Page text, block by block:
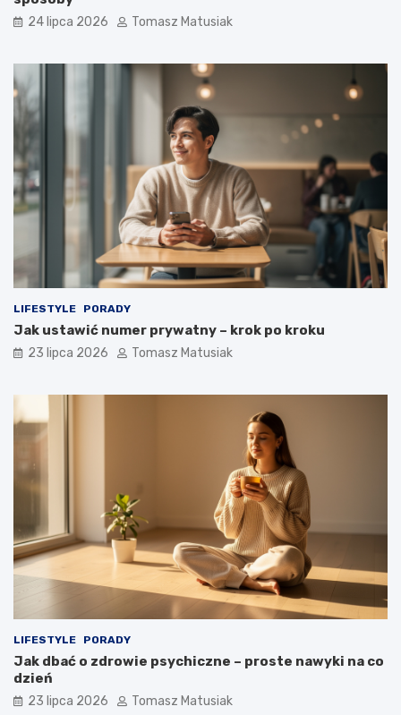
24 lipca 2026 Tomasz Matusiak
LIFESTYLE PORADY
Jak ustawić numer prywatny – krok po kroku
23 lipca 2026 Tomasz Matusiak
LIFESTYLE PORADY
Jak dbać o zdrowie psychiczne – proste nawyki na co
dzień
23 lipca 2026 Tomasz Matusiak